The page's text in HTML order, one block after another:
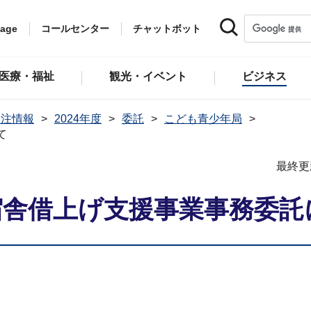
コールセンター チャットボット
療・福祉 観光・イベント ビジネス
情報 2024年度 委託
こども青少年局
最終
借上げ支援事業事務委